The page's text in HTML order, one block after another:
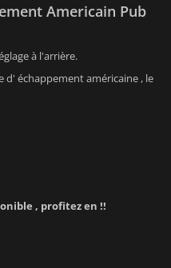
Americain Pub
à l'arrière.
échappement américaine , le
, profitez en !!